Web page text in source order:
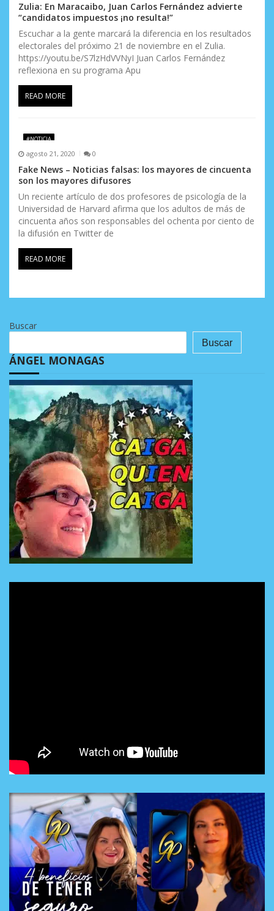
Zulia: En Maracaibo, Juan Carlos Fernández advierte
“candidatos impuestos ¡no resulta!”
Escuchar a la gente marcará la diferencia en los resultados
electorales del próximo 21 de noviembre en el Zulia.
https://youtu.be/S7lzHdVVNyI Juan Carlos Fernández
reflexiona en su programa Apu
READ MORE
#NOTICIA
agosto 21, 2020 0
Fake News – Noticias falsas: los mayores de cincuenta
son los mayores difusores
Un reciente artículo de dos profesores de psicología de la
Universidad de Harvard afirma que los adultos de más de
cincuenta años son responsables del ochenta por ciento de
la difusión en Twitter de
READ MORE
Buscar
Buscar
ÁNGEL MONAGAS